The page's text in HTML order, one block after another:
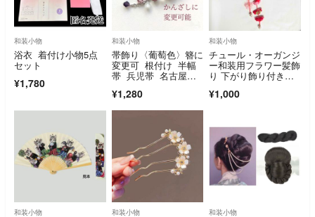
和装小物
浴衣 着付け小物5点
セット
¥1,780
和装小物
帯飾り〈葡萄色〉簪に
変更可 根付け 半幅
帯 兵児帯 名古屋
¥1,280
和装小物
チュール・オーガンジ
ー和装用フラワー髪飾
り 下がり飾り付きヘ
サージュ浴衣着物用
¥1,000
和装小物 和装小物 和装小物